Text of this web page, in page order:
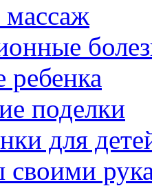
ребенка
поделки
для
своими